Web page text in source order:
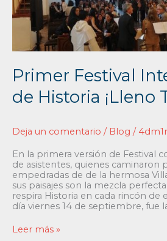
Primer Festival
de Historia ¡Lleno
Deja un comentario / Blog /
En la primera versión de Festival
de asistentes, quienes caminaron
empedradas de de la hermosa
sus paisajes son la mezcla
respira Historia en cada rincón
día viernes 14 de septiembre, fue
Leer más »